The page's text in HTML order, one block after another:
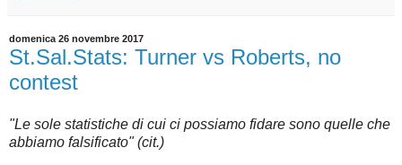
domenica 26 novembre 2017
St.Sal.Stats: Turner vs Roberts, no
contest
"Le sole statistiche di cui ci possiamo fidare sono quelle che
abbiamo falsificato" (cit.)